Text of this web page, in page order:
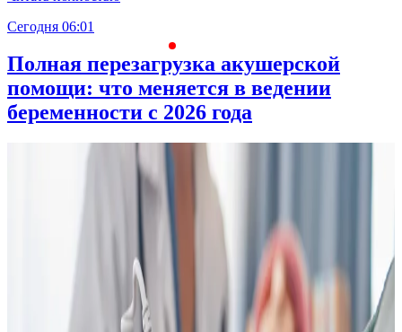
Сегодня 06:01
Полная перезагрузка акушерской
помощи: что меняется в ведении
беременности с 2026 года